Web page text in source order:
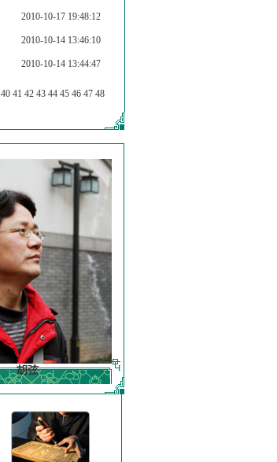
2010-10-17 19:48:12
2010-10-14 13:46:10
2010-10-14 13:44:47
40 41 42 43 44 45 46 47 48